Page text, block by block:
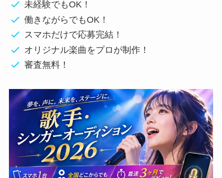
未経験でもOK！
働きながらでもOK！
スマホだけで応募完結！
オリジナル楽曲をプロが制作！
審査無料！